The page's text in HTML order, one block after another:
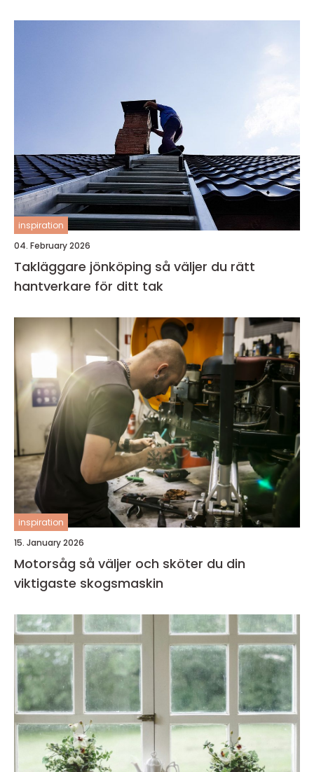
inspiration
04. February 2026
Takläggare jönköping så väljer du rätt
hantverkare för ditt tak
inspiration
15. January 2026
Motorsåg så väljer och sköter du din
viktigaste skogsmaskin